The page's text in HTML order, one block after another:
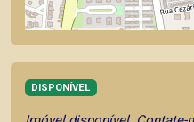
DISPONÍVEL